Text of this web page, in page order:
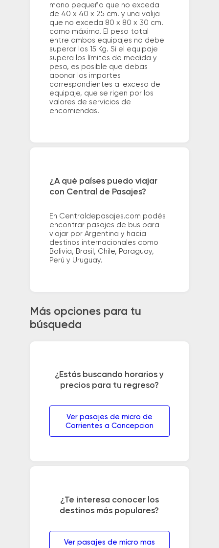
mano pequeño que no exceda
de 40 x 40 x 25 cm. y una valija
que no exceda 80 x 80 x 30 cm.
como máximo. El peso total
entre ambos equipajes no debe
superar los 15 Kg. Si el equipaje
supera los límites de medida y
peso, es posible que debas
abonar los importes
correspondientes al exceso de
equipaje, que se rigen por los
valores de servicios de
encomiendas.
¿A qué países puedo viajar
con Central de Pasajes?
En Centraldepasajes.com podés
encontrar pasajes de bus para
viajar por Argentina y hacia
destinos internacionales como
Bolivia, Brasil, Chile, Paraguay,
Perú y Uruguay.
Más opciones para tu
búsqueda
¿Estás buscando horarios y
precios para tu regreso?
Ver pasajes de micro de
Corrientes a Concepcion
¿Te interesa conocer los
destinos más populares?
Ver pasajes de micro mas